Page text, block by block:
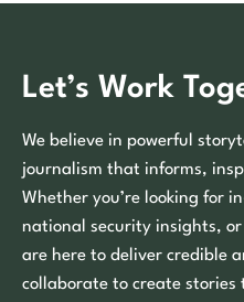
Let’s Work
We believe in powerful
journalism that informs,
Whether you’re looking for
national security insights,
are here to deliver credible
collaborate to create